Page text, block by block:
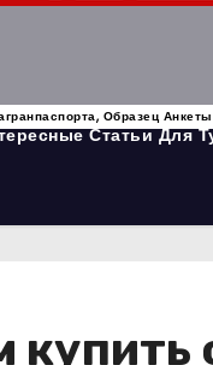
Образец
Статьи Для